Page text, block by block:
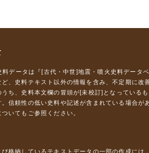
データは『 [古代・中世]地震・噴火史料データ
、史料テキスト以外の情報を含み、不定期に改
うち、史料本文欄の冒頭が[未校訂]となっている
信頼性の低い史料や記述が含まれている場合が
いて もご参照ください。
格納しているテキストデータの一部の作成には